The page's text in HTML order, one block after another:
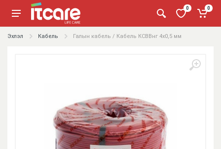
0 0
Эхлэл Кабель Галын кабель / Кабель КСВВнг 4х0,5 мм